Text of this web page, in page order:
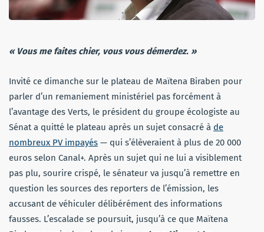
« Vous me faites chier, vous vous démerdez. »
Invité ce dimanche sur le plateau de Maïtena Biraben pour
parler d’un remaniement ministériel pas forcément à
l’avantage des Verts, le président du groupe écologiste au
Sénat a quitté le plateau après un sujet consacré à de
nombreux PV impayés — qui s’élèveraient à plus de 20 000
euros selon Canal+. Après un sujet qui ne lui a visiblement
pas plu, sourire crispé, le sénateur va jusqu’à remettre en
question les sources des reporters de l’émission, les
accusant de véhiculer délibérément des informations
fausses. L’escalade se poursuit, jusqu’à ce que Maïtena